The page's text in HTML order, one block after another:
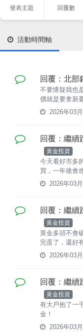
發表主題 回覆數
活動時間軸
回覆：北部
不要懷疑我也
價就是要拿新
2026年03
回覆：繼續
黃金投資
今天看好市多
買，一年後會
2026年03
回覆：繼續
黃金投資
黃金多頭不會
完蛋了，還好
2026年03
回覆：繼續
黃金投資
有大戶抱了一
金！
2026年03